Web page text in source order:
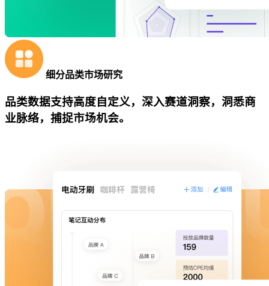
细分品类市场研究
品类数据支持高度自定义，深入赛道洞察，洞悉商
业脉络，捕捉市场机会。